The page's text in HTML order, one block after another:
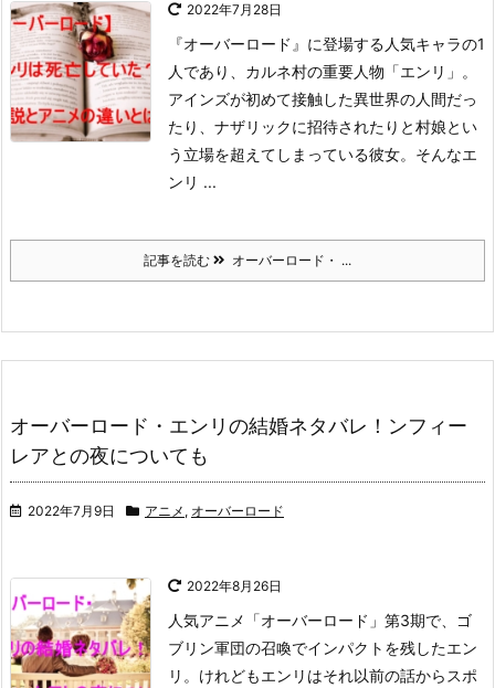
2022年7月28日
『オーバーロード』に登場する人気キャラの1
人であり、カルネ村の重要人物「エンリ」。
アインズが初めて接触した異世界の人間だっ
たり、ナザリックに招待されたりと村娘とい
う立場を超えてしまっている彼女。 そんなエ
ンリ ...
記事を読む オーバーロード・ ...
オーバーロード・エンリの結婚ネタバレ！ンフィー
レアとの夜についても
2022年7月9日 アニメ , オーバーロード
2022年8月26日
人気アニメ「オーバーロード」第3期で、ゴ
ブリン軍団の召喚でインパクトを残したエン
リ。 けれどもエンリはそれ以前の話からスポ